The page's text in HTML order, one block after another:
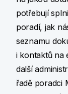
potřebují
poradí, jak
seznamu
i kontaktů na
další
řadě poradci